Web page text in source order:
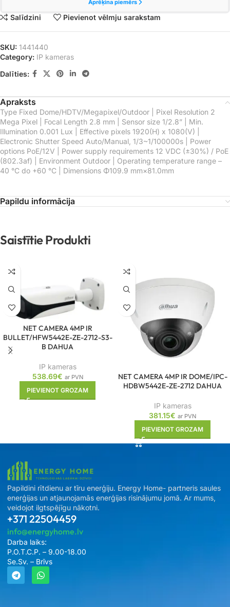
Salīdzini Pievienot vēlmju sarakstam
SKU: 1441440
Category: IP kameras
Dalīties:
Apraksts
Type Fixed Dome/HDTV/Megapixel/Outdoor | Pixel Resolution 2
Mega Pixel | Focal Length 2.8 mm | Sensor size 1/2.8” | Min.
Illumination 0.001 Lux | Effective pixels 1920(H) x 1080(V) |
Electronic Shutter Speed Auto/Manual, 1/3~1/100000s | Power
options PoE/12V | Power supply requirements 12 VDC (±30%) / PoE
(802.3af) | Environment Outdoor | Operating temperature range –
40 °C do +60 °C | Dimensions Φ109.9 mm×81.0mm
Papildu informācija
Saistītie Produkti
NET CAMERA 4MP IR
BULLET/HFW5442E-ZE-2712-S3-
B DAHUA
IP kameras
538.69€ ar PVN
PIEVIENOT GROZAM
NET CAMERA 4MP IR DOME/IPC-
HDBW5442E-ZE-2712 DAHUA
IP kameras
381.15€ ar PVN
PIEVIENOT GROZAM
Papildini rītdienu ar tīru enerģiju. Energy Home- partneris saules
enerģijas un atjaunojamās enerģijas risinājumu jomā. Ar mums,
veidojot ilgtspējīgu nākotni.
+371 22504459
info@energyhome.lv
Darba laiks:
P.O.T.C.P. – 9.00-18.00
Se.Sv. – Brīvs